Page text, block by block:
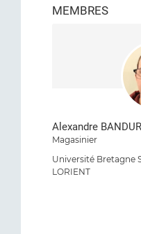
MEMBRES
Alexandre
Magasinier
Université Bretagne
LORIENT